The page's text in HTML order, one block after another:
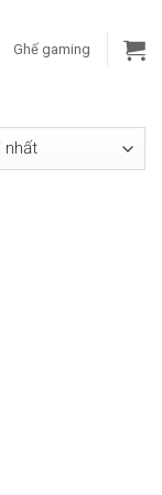
Ghế gaming